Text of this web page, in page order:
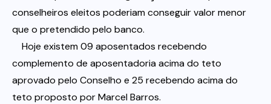
conselheiros eleitos poderiam conseguir valor menor
que o pretendido pelo banco.
Hoje existem 09 aposentados recebendo
complemento de aposentadoria acima do teto
aprovado pelo Conselho e 25 recebendo acima do
teto proposto por Marcel Barros.